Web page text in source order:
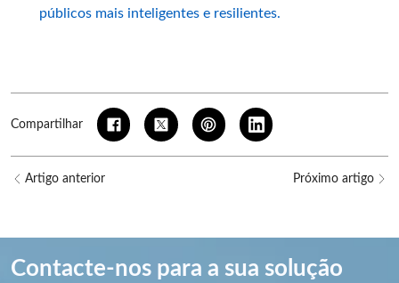
públicos mais inteligentes e resilientes.
Compartilhar
Artigo anterior Próximo artigo
Contacte-nos para a sua solução